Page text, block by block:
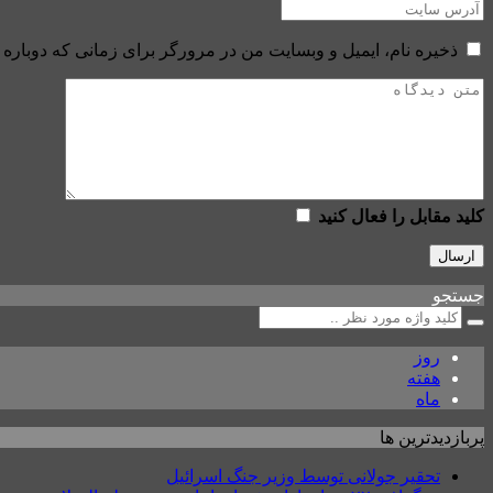
ذخیره نام، ایمیل و وبسایت من در مرورگر برای زمانی که
کلید مقابل را فعال کنید
جستجو
روز
هفته
ماه
پربازدیدترین ها
تحقیر جولانی توسط وزیر جنگ اسرائیل